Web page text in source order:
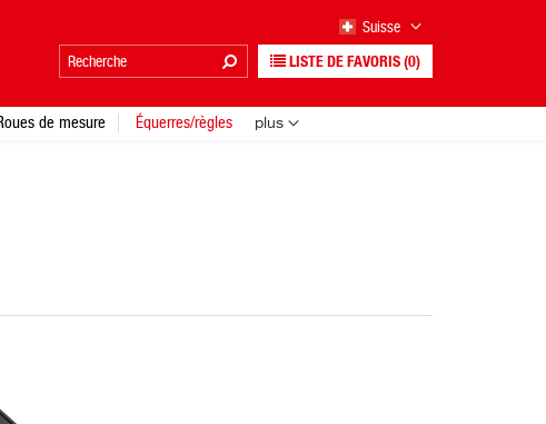
Suisse
LISTE DE FAVORIS (0)
de mesure Équerres/règles plus